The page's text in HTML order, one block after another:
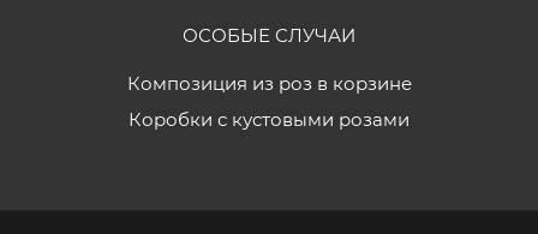
ОСОБЫЕ СЛУЧАИ
Композиция из роз в корзине
Коробки с кустовыми розами